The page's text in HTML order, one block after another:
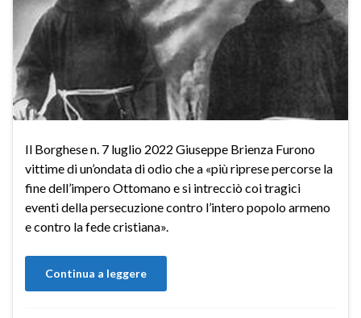
Il Borghese n. 7 luglio 2022 Giuseppe Brienza Furono
vittime di un’ondata di odio che a «più riprese percorse la
fine dell’impero Ottomano e si intrecciò coi tragici
eventi della persecuzione contro l’intero popolo armeno
e contro la fede cristiana».
Continua a leggere